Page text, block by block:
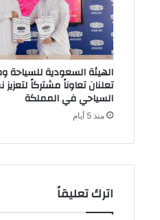
الهيئة السعودية للسياحة
تعلنان تعاوناً مشتركاً
السياحي في المملكة
منذ 5 أيام
اترك تعليقاً